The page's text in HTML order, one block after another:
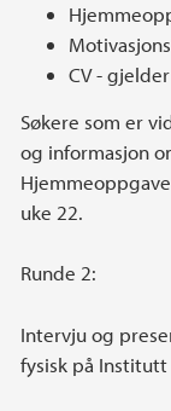
CV -
Søkere som er
og informasjon
uke 22.
Runde 2:
Intervju og
fysisk på